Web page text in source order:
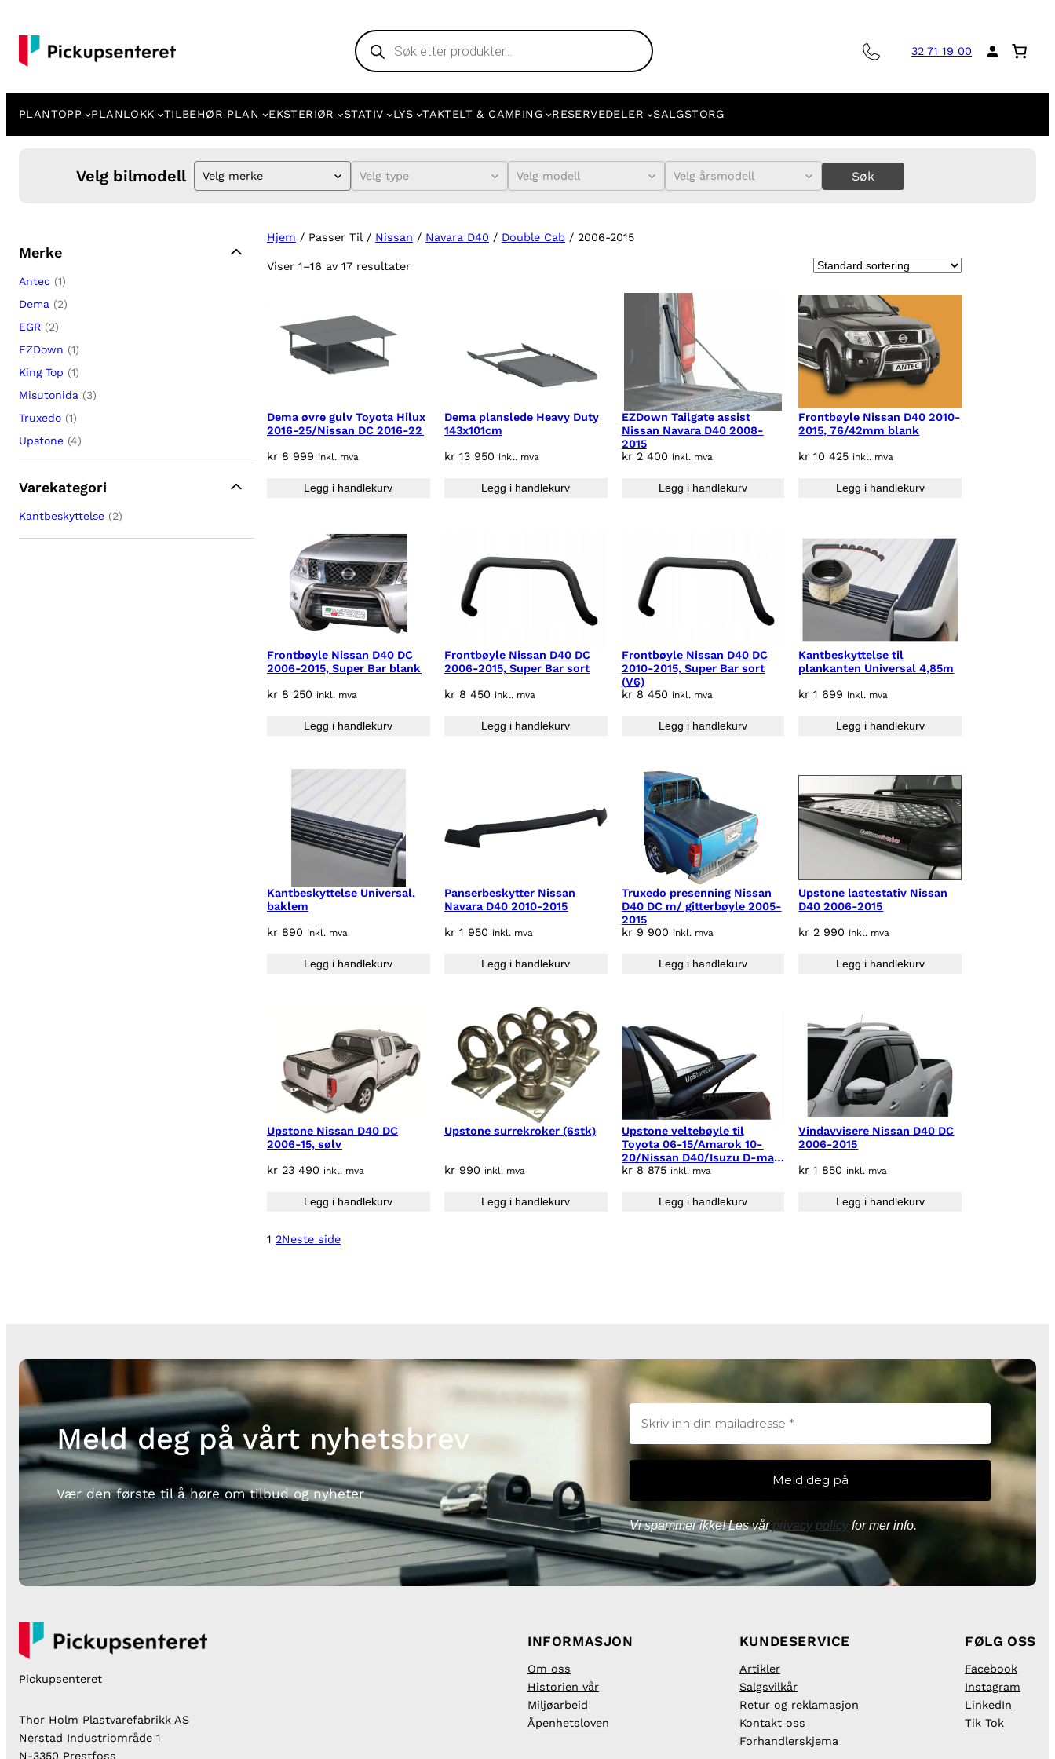
Products
search
32 71 19 00
PLANTOPP PLANLOKK TILBEHØR PLAN EKSTERIØR STATIV LYS TAKTELT & CAMPING RESERVEDELER SALGSTORG
Velg bilmodell Velg merke Velg type Velg modell Velg årsmodell Søk
Merke
Antec (1)
Dema (2)
EGR (2)
EZDown (1)
King Top (1)
Misutonida (3)
Truxedo (1)
Upstone (4)
Varekategori
Kantbeskyttelse (2)
Hjem / Passer Til / Nissan / Navara D40 / Double Cab / 2006-2015
Viser 1–16 av 17 resultater
Dema øvre gulv Toyota Hilux
2016-25/Nissan DC 2016-22
kr 8 999 inkl. mva
Legg i handlekurv
Dema planslede Heavy Duty
143x101cm
kr13 950 inkl. mva
Legg i handlekurv
EZDown Tailgate assist
Nissan Navara D40 2008-
2015
kr2 400 inkl. mva
Legg i handlekurv
Frontbøyle Nissan D40 2010-
2015, 76/42mm blank
kr 10 425 inkl. mva
Legg i handlekurv
Frontbøyle Nissan D40 DC
2006-2015, Super Bar blank
kr 8 250 inkl. mva
Legg i handlekurv
Frontbøyle Nissan D40 DC
2006-2015, Super Bar sort
kr8 450 inkl. mva
Legg i handlekurv
Frontbøyle Nissan D40 DC
2010-2015, Super Bar sort
(V6)
kr8 450 inkl. mva
Legg i handlekurv
Kantbeskyttelse til
plankanten Universal 4,85m
kr 1 699 inkl. mva
Legg i handlekurv
Kantbeskyttelse Universal,
baklem
kr 890 inkl. mva
Legg i handlekurv
Panserbeskytter Nissan
Navara D40 2010-2015
kr1 950 inkl. mva
Legg i handlekurv
Truxedo presenning Nissan
D40 DC m/ gitterbøyle 2005-
2015
kr9 900 inkl. mva
Legg i handlekurv
Upstone lastestativ Nissan
D40 2006-2015
kr 2 990 inkl. mva
Legg i handlekurv
Upstone Nissan D40 DC
2006-15, sølv
kr 23 490 inkl. mva
Legg i handlekurv
Upstone surrekroker (6stk)
kr990 inkl. mva
Legg i handlekurv
Upstone veltebøyle til
Toyota 06-15/Amarok 10-
20/Nissan D40/Isuzu D-max
12-20/Mitsubishi L200 CC
kr8 875 inkl. mva
Legg i handlekurv
Vindavvisere Nissan D40 DC
2006-2015
kr 1 850 inkl. mva
Legg i handlekurv
1 2Neste side
Meld deg på vårt nyhetsbrev
Vær den første til å høre om tilbud og nyheter
Vi spammer ikke! Les vårprivacy policyfor mer info.
Pickupsenteret
Thor Holm Plastvarefabrikk AS
Nerstad Industriområde 1
N-3350 Prestfoss
INFORMASJON
Om oss
Historien vår
Miljøarbeid
Åpenhetsloven
KUNDESERVICE
Artikler
Salgsvilkår
Retur og reklamasjon
Kontakt oss
Forhandlerskjema
FØLG OSS
Facebook
Instagram
LinkedIn
Tik Tok